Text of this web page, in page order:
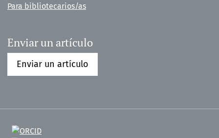
Para bibliotecarios/as
Enviar un artículo
Enviar un artículo